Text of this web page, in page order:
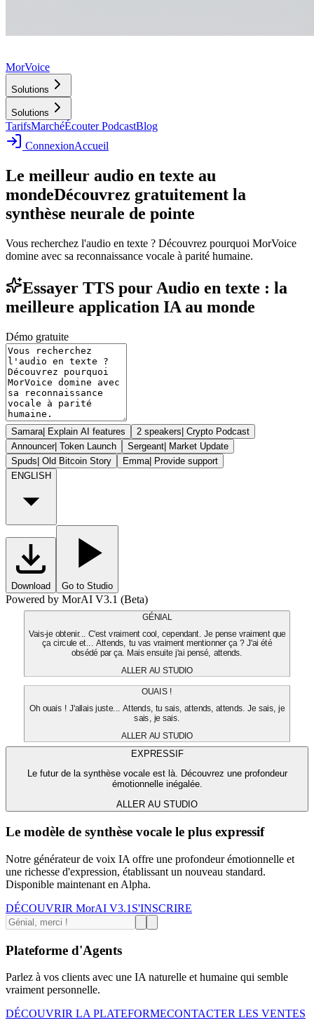
MorVoice
Solutions
Solutions
TarifsMarchéÉcouter PodcastBlog
ConnexionAccueil
Le meilleur audio en texte au
mondeDécouvrez gratuitement la
synthèse neurale de pointe
Vous recherchez l'audio en texte ? Découvrez pourquoi MorVoice
domine avec sa reconnaissance vocale à parité humaine.
Essayer TTS pour Audio en texte : la
meilleure application IA au monde
Démo gratuite
Samara| Explain AI features 2 speakers| Crypto Podcast
Announcer| Token Launch Sergeant| Market Update
Spuds| Old Bitcoin Story Emma| Provide support
ENGLISH
Download Go to Studio
Powered by MorAI V3.1 (Beta)
GÉNIAL
Vais-je obtenir... C'est vraiment cool, cependant. Je pense vraiment que
ça circule et... Attends, tu vas vraiment mentionner ça ? J'ai été
obsédé par ça. Mais ensuite j'ai pensé, attends.
ALLER AU STUDIO
OUAIS !
Oh ouais ! J'allais juste... Attends, tu sais, attends, attends. Je sais, je
sais, je sais.
ALLER AU STUDIO
EXPRESSIF
Le futur de la synthèse vocale est là. Découvrez une profondeur
émotionnelle inégalée.
ALLER AU STUDIO
Le modèle de synthèse vocale le plus expressif
Notre générateur de voix IA offre une profondeur émotionnelle et
une richesse d'expression, établissant un nouveau standard.
Disponible maintenant en Alpha.
DÉCOUVRIR MorAI V3.1 S'INSCRIRE
Plateforme d'Agents
Parlez à vos clients avec une IA naturelle et humaine qui semble
vraiment personnelle.
DÉCOUVRIR LA PLATEFORMECONTACTER LES VENTES